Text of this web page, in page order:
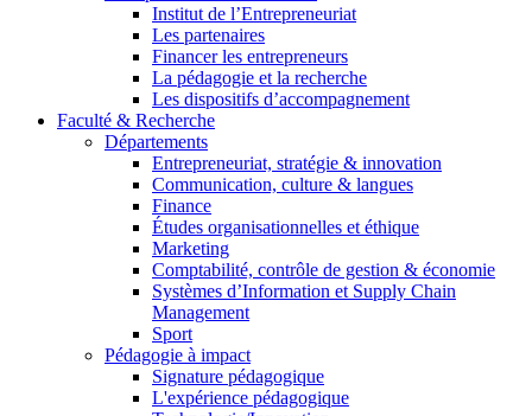
Institut de l’Entrepreneuriat
Les partenaires
Financer les entrepreneurs
La pédagogie et la recherche
Les dispositifs d’accompagnement
Faculté & Recherche
Départements
Entrepreneuriat, stratégie & innovation
Communication, culture & langues
Finance
Études organisationnelles et éthique
Marketing
Comptabilité, contrôle de gestion & économie
Systèmes d’Information et Supply Chain
Management
Sport
Pédagogie à impact
Signature pédagogique
L'expérience pédagogique